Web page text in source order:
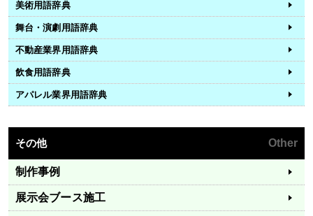
美術用語辞典
舞台・演劇用語辞典
不動産業界用語辞典
飲食用語辞典
アパレル業界用語辞典
その他 Other
制作事例
展示会ブース施工